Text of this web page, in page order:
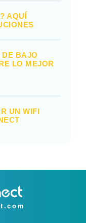
AQUÍ
DE BAJO
LO MEJOR
UN WIFI